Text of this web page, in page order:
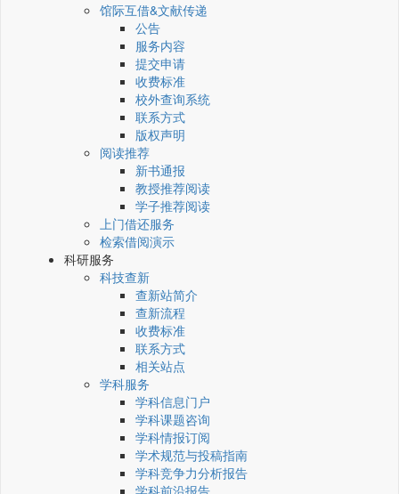
馆际互借&文献传递
公告
服务内容
提交申请
收费标准
校外查询系统
联系方式
版权声明
阅读推荐
新书通报
教授推荐阅读
学子推荐阅读
上门借还服务
检索借阅演示
科研服务
科技查新
查新站简介
查新流程
收费标准
联系方式
相关站点
学科服务
学科信息门户
学科课题咨询
学科情报订阅
学术规范与投稿指南
学科竞争力分析报告